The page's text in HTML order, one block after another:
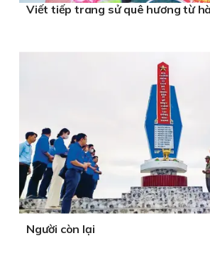
Viết tiếp trang sử quê hương từ
Người còn lại